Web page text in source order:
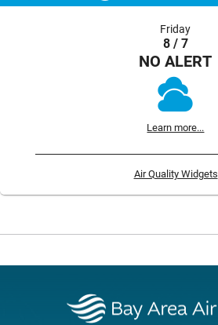
Friday
8 / 7
NO ALERT
Learn more...
Air Quality Widgets